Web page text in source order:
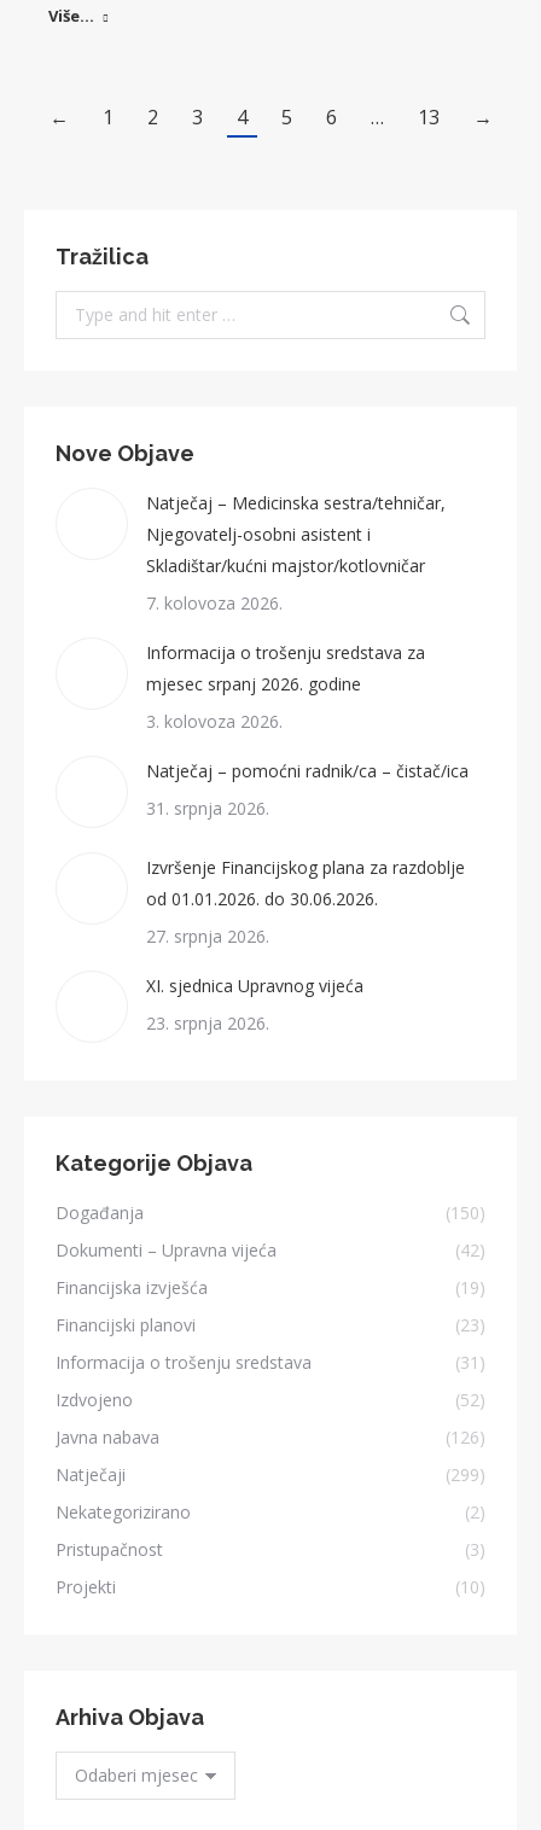
Više...
← 1 2 3 4 5 6 … 13 →
Tražilica
Search:
Nove Objave
Natječaj – Medicinska sestra/tehničar,
Njegovatelj-osobni asistent i
Skladištar/kućni majstor/kotlovničar
7. kolovoza 2026.
Informacija o trošenju sredstava za
mjesec srpanj 2026. godine
3. kolovoza 2026.
Natječaj – pomoćni radnik/ca – čistač/ica
31. srpnja 2026.
Izvršenje Financijskog plana za razdoblje
od 01.01.2026. do 30.06.2026.
27. srpnja 2026.
XI. sjednica Upravnog vijeća
23. srpnja 2026.
Kategorije Objava
Događanja
(150)
Dokumenti – Upravna vijeća
(42)
Financijska izvješća
(19)
Financijski planovi
(23)
Informacija o trošenju sredstava
(31)
Izdvojeno
(52)
Javna nabava
(126)
Natječaji
(299)
Nekategorizirano
(2)
Pristupačnost
(3)
Projekti
(10)
Arhiva Objava
Arhiva
Objava